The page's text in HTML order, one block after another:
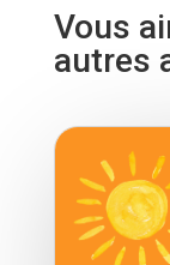
Vous
autres